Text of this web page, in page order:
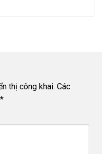
thị công khai. Các
*